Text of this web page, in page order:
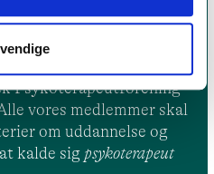
Psykoterapeutforening
vores medlemmer skal
om uddannelse og
kalde sig psykoterapeut